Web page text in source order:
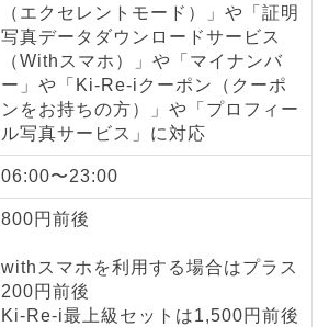
（エクセレントモード）」や「証明
写真データダウンロードサービス
（Withスマホ）」や「マイナンバ
ー」や「Ki-Re-iクーポン（クーポ
ンをお持ちの方）」や「プロフィー
ル写真サービス」に対応
06:00〜23:00
800円前後
withスマホを利用する場合はプラス
200円前後
Ki-Re-i最上級セットは1,500円前後